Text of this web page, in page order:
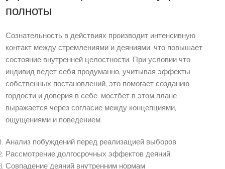
полноты
Сознательность в действиях производит интенсивную
контакт между стремлениями и деяниями, что повышает
состояние внутренней целостности. При условии что
индивид ведет себя продуманно, учитывая эффекты
собственных постановлений, это помогает созданию
гордости и доверия в себе. мостбет в этом плане
выражается через согласие между концепциями,
ощущениями и поведением.
Анализ побуждений перед реализацией выборов
Рассмотрение долгосрочных эффектов деяний
Совпадение деяний внутренним нормам